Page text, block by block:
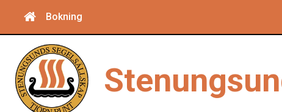
Bokning